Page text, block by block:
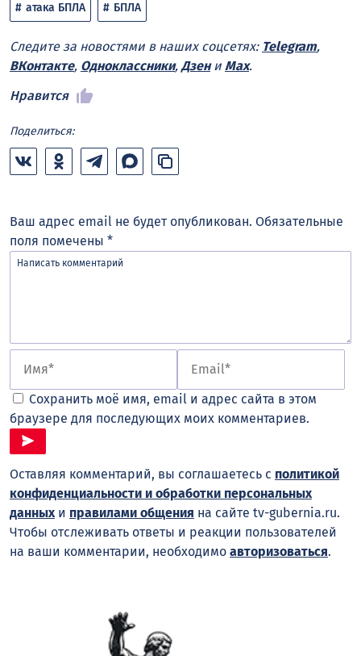
атака БПЛА БПЛА
Следите за новостями в наших соцсетях: Telegram,
ВКонтакте, Одноклассники, Дзени Max.
Нравится
Поделиться:
Ваш адрес email не будет опубликован. Обязательные
поля помечены *
Сохранить моё имя, email и адрес сайта в этом
браузере для последующих моих комментариев.
Оставляя комментарий, вы соглашаетесь с политикой
конфиденциальности и обработки персональных
данных и правилами общения на сайте tv-gubernia.ru.
Чтобы отслеживать ответы и реакции пользователей
на ваши комментарии, необходимо авторизоваться.